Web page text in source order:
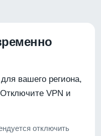
вашего региона,
VPN и
отключить